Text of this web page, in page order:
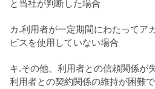
と当社が判断した場合
カ.利用者が一定期間にわたってア
ビスを使用していない場合
キ.その他、利用者との信頼関係が
利用者との契約関係の維持が困難